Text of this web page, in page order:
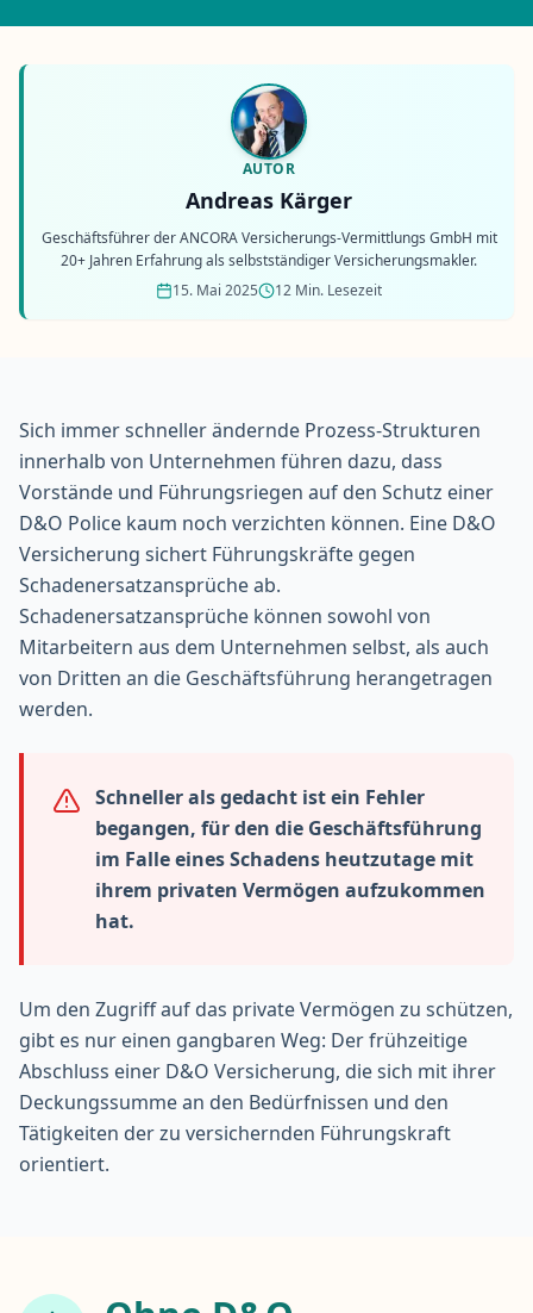
AUTOR
Andreas Kärger
Geschäftsführer der ANCORA Versicherungs-Vermittlungs GmbH mit
20+ Jahren Erfahrung als selbstständiger Versicherungsmakler.
15. Mai 2025
12 Min. Lesezeit
Sich immer schneller ändernde Prozess-Strukturen
innerhalb von Unternehmen führen dazu, dass
Vorstände und Führungsriegen auf den Schutz einer
D&O Police kaum noch verzichten können. Eine D&O
Versicherung sichert Führungskräfte gegen
Schadenersatzansprüche ab.
Schadenersatzansprüche können sowohl von
Mitarbeitern aus dem Unternehmen selbst, als auch
von Dritten an die Geschäftsführung herangetragen
werden.
Schneller als gedacht ist ein Fehler
begangen, für den die Geschäftsführung
im Falle eines Schadens heutzutage mit
ihrem privaten Vermögen aufzukommen
hat.
Um den Zugriff auf das private Vermögen zu schützen,
gibt es nur einen gangbaren Weg: Der frühzeitige
Abschluss einer D&O Versicherung, die sich mit ihrer
Deckungssumme an den Bedürfnissen und den
Tätigkeiten der zu versichernden Führungskraft
orientiert.